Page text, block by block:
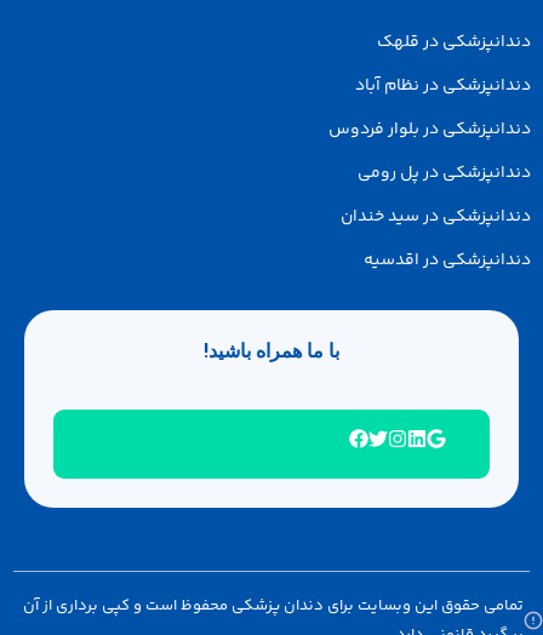
در قلهک
در نظام آباد
در بلوار فردوس
در پل رومی
در سید خندان
در اقدسیه
با ما همراه باشید!
حقوق این وبسایت برای دندان پزشکی محفوظ است و کپی برداری از آن